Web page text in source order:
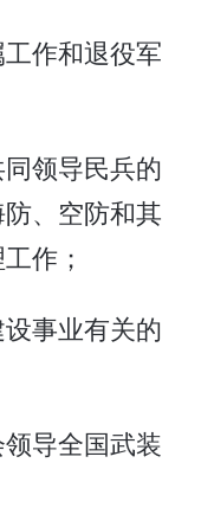
工作和退役军
同领导民兵的
、空防和其
作；
设事业有关的
导全国武装